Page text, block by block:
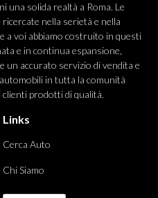
una solida realtà a Roma. Le
nella serietà e nella
a voi abbiamo costruito in questi
e in continua espansione,
un accurato servizio di vendita e
in tutta la comunità
prodotti di qualità.
Links
Cerca Auto
Chi Siamo